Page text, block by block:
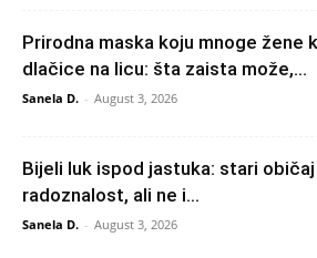
Prirodna maska koju mnoge žene
dlačice na licu: šta zaista može,...
Sanela D. - August 3, 2026
Bijeli luk ispod jastuka: stari
radoznalost, ali ne i...
Sanela D. - August 3, 2026